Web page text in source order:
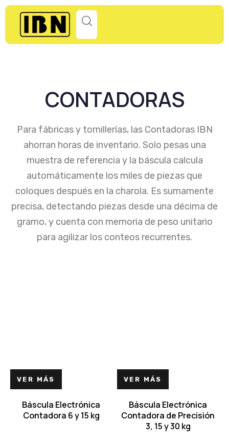
CONTADORAS
Para fábricas y tornillerías, las Contadoras IBN
ahorran horas de inventario. Solo pesas una
muestra de referencia y la báscula calcula
automáticamente los miles de piezas que
coloques después en la charola. Es sumamente
precisa, detectando piezas desde una décima de
gramo, y cuenta con memoria de peso unitario
para agilizar los conteos recurrentes.
VER MÁS
Báscula Electrónica
Contadora 6 y 15 kg
VER MÁS
Báscula Electrónica
Contadora de Precisión
3, 15 y 30 kg